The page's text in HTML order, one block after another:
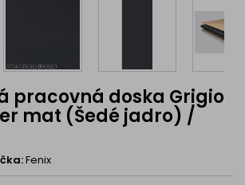
pracovná doska Grigio
mat (Šedé jadro) /
Fenix